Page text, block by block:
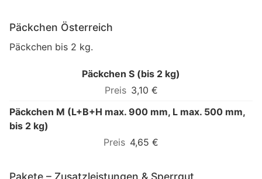
Päckchen Österreich
Päckchen bis 2 kg.
Päckchen S (bis 2 kg)
3,10 €
Päckchen M (L+B+H max. 900 mm, L max. 500 mm,
bis 2 kg)
4,65 €